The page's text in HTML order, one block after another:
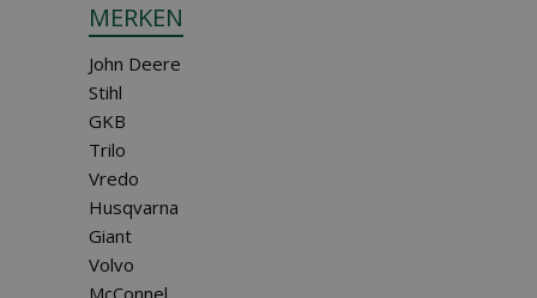
MERKEN
John Deere
Stihl
GKB
Trilo
Vredo
Husqvarna
Giant
Volvo
McConnel